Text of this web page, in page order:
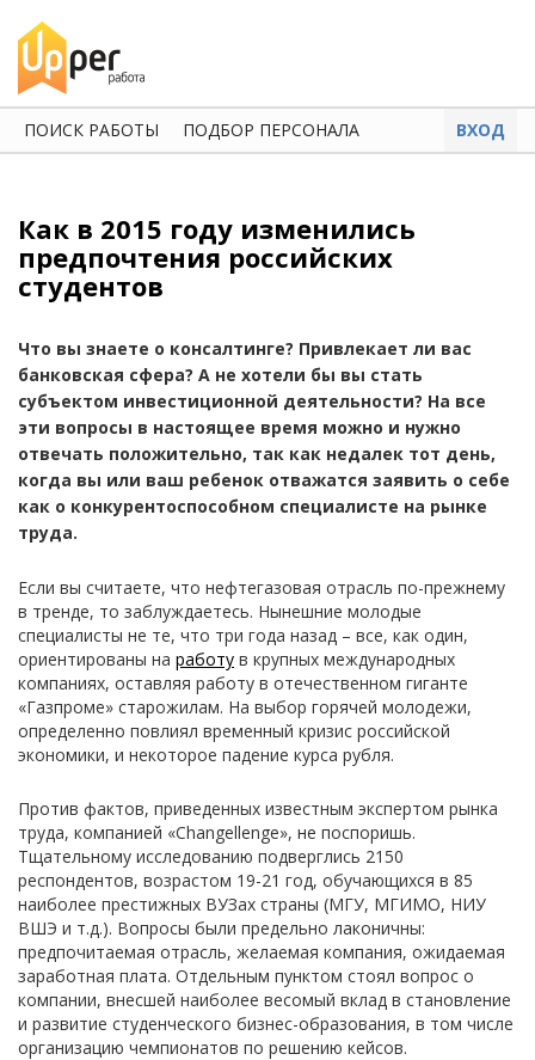
ПОИСК РАБОТЫ ПОДБОР ПЕРСОНАЛА ВХОД
Как в 2015 году изменились
предпочтения российских
студентов
Что вы знаете о консалтинге? Привлекает ли вас
банковская сфера? А не хотели бы вы стать
субъектом инвестиционной деятельности? На все
эти вопросы в настоящее время можно и нужно
отвечать положительно, так как недалек тот день,
когда вы или ваш ребенок отважатся заявить о себе
как о конкурентоспособном специалисте на рынке
труда.
Если вы считаете, что нефтегазовая отрасль по-прежнему
в тренде, то заблуждаетесь. Нынешние молодые
специалисты не те, что три года назад – все, как один,
ориентированы на работу в крупных международных
компаниях, оставляя работу в отечественном гиганте
«Газпроме» старожилам. На выбор горячей молодежи,
определенно повлиял временный кризис российской
экономики, и некоторое падение курса рубля.
Против фактов, приведенных известным экспертом рынка
труда, компанией «Changellenge», не поспоришь.
Тщательному исследованию подверглись 2150
респондентов, возрастом 19-21 год, обучающихся в 85
наиболее престижных ВУЗах страны (МГУ, МГИМО, НИУ
ВШЭ и т.д.). Вопросы были предельно лаконичны:
предпочитаемая отрасль, желаемая компания, ожидаемая
заработная плата. Отдельным пунктом стоял вопрос о
компании, внесшей наиболее весомый вклад в становление
и развитие студенческого бизнес-образования, в том числе
организацию чемпионатов по решению кейсов.